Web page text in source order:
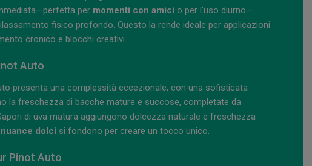
per momenti con amici o per l'uso diurno—
fisico profondo. Questo la rende ideale per applicazioni
cronico e blocchi creativi.
Auto
presenta una complessità eccezionale, con una sofisticata
la freschezza di bacche mature e succose, completate da
di uva matura aggiungono dolcezza naturale e freschezza
dolci si fondono per creare un tocco unico.
Pinot Auto